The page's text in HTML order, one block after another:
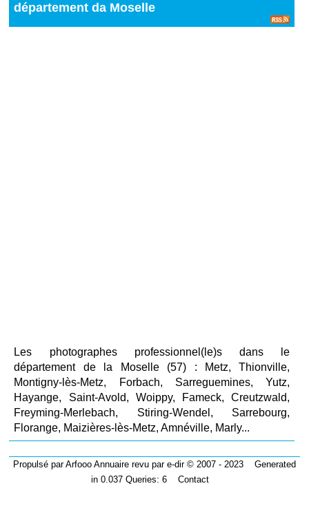
département da Moselle
Les photographes professionnel(le)s dans le
département de la Moselle (57) : Metz, Thionville,
Montigny-lès-Metz, Forbach, Sarreguemines, Yutz,
Hayange, Saint-Avold, Woippy, Fameck, Creutzwald,
Freyming-Merlebach, Stiring-Wendel, Sarrebourg,
Florange, Maizières-lès-Metz, Amnéville, Marly...
Propulsé parArfooo Annuairerevu par e-dir© 2007 - 2023 Generated
in 0.037 Queries: 6Contact